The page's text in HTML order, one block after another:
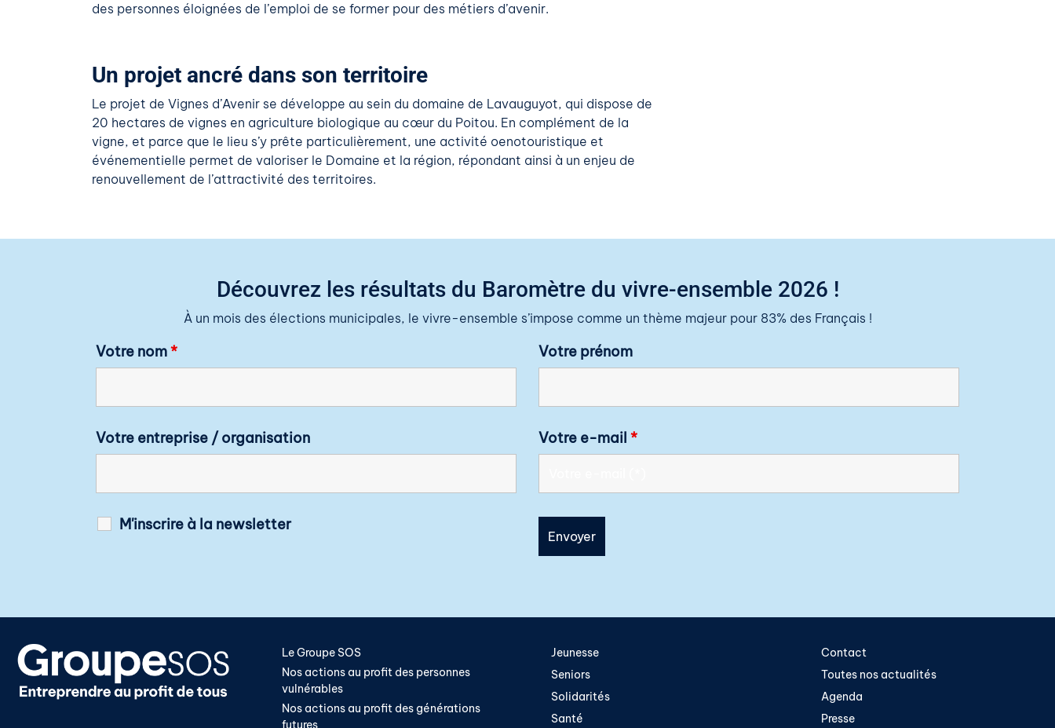
des personnes éloignées de l’emploi de se former pour des métiers d’avenir.
Un projet ancré dans son territoire
Le projet de Vignes d’Avenir se développe au sein du domaine de Lavauguyot, qui dispose de
20 hectares de vignes en agriculture biologique au cœur du Poitou. En complément de la
vigne, et parce que le lieu s’y prête particulièrement, une activité oenotouristique et
événementielle permet de valoriser le Domaine et la région, répondant ainsi à un enjeu de
renouvellement de l’attractivité des territoires.
Découvrez les résultats du Baromètre du vivre-ensemble 2026 !
À un mois des élections municipales, le vivre-ensemble s’impose comme un thème majeur pour 83% des Français !
Votre nom* Votre prénom
Votre entreprise / organisation Votre e-mail*
M'inscrire à la newsletter
Le Groupe SOS
Nos actions au profit des personnes
vulnérables
Nos actions au profit des générations
futures
Jeunesse
Seniors
Solidarités
Santé
Contact
Toutes nos actualités
Agenda
Presse